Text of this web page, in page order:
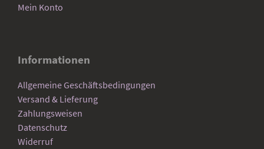
Mein Konto
Informationen
Allgemeine Geschäftsbedingungen
Versand & Lieferung
Zahlungsweisen
Datenschutz
Widerruf